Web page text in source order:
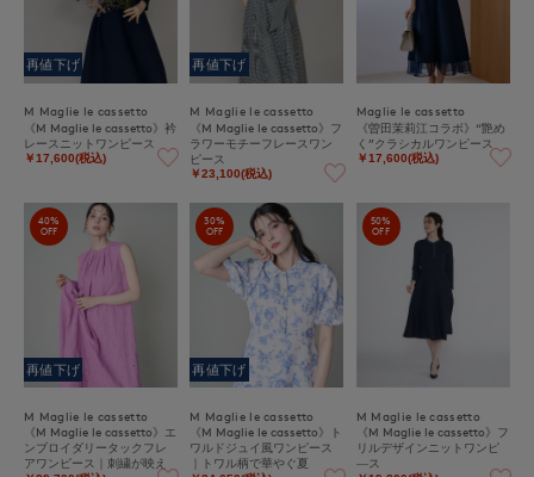
再値下げ
M Maglie le cassetto
《M Maglie le cassetto》衿
レースニットワンピース
￥17,600(税込)
再値下げ
M Maglie le cassetto
《M Maglie le cassetto》フ
ラワーモチーフレースワン
ピース
￥23,100(税込)
Maglie le cassetto
《曽田茉莉江コラボ》“艶め
く”クラシカルワンピース
￥17,600(税込)
40%
OFF
再値下げ
M Maglie le cassetto
《M Maglie le cassetto》エ
ンブロイダリータックフレ
アワンピース｜刺繍が映え
30%
OFF
再値下げ
M Maglie le cassetto
《M Maglie le cassetto》ト
ワルドジュイ風ワンピース
｜トワル柄で華やぐ夏
50%
OFF
M Maglie le cassetto
《M Maglie le cassetto》フ
リルデザインニットワンピ
―ス